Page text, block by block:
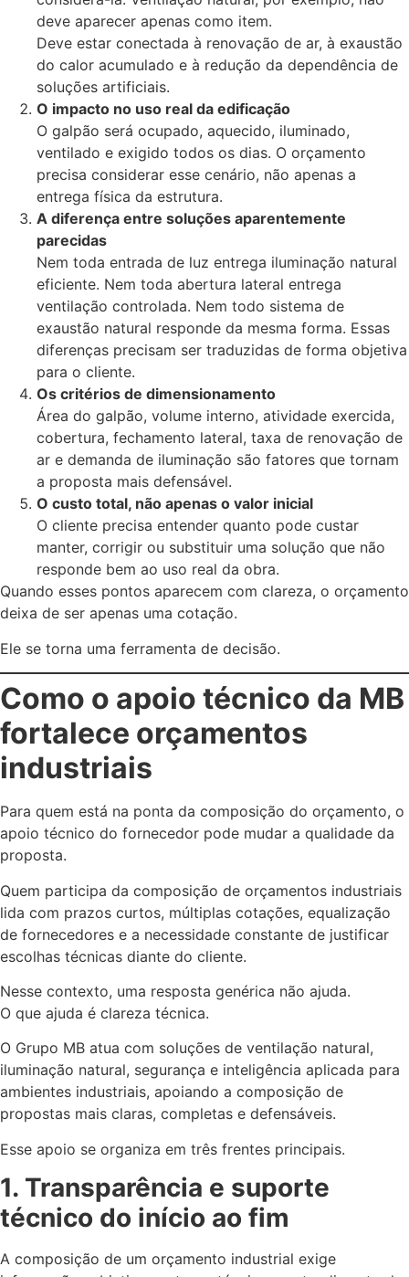
deve aparecer apenas como item.
Deve estar conectada à renovação de ar, à exaustão
do calor acumulado e à redução da dependência de
soluções artificiais.
O impacto no uso real da edificação
O galpão será ocupado, aquecido, iluminado,
ventilado e exigido todos os dias. O orçamento
precisa considerar esse cenário, não apenas a
entrega física da estrutura.
A diferença entre soluções aparentemente
parecidas
Nem toda entrada de luz entrega iluminação natural
eficiente. Nem toda abertura lateral entrega
ventilação controlada. Nem todo sistema de
exaustão natural responde da mesma forma. Essas
diferenças precisam ser traduzidas de forma objetiva
para o cliente.
Os critérios de dimensionamento
Área do galpão, volume interno, atividade exercida,
cobertura, fechamento lateral, taxa de renovação de
ar e demanda de iluminação são fatores que tornam
a proposta mais defensável.
O custo total, não apenas o valor inicial
O cliente precisa entender quanto pode custar
manter, corrigir ou substituir uma solução que não
responde bem ao uso real da obra.
Quando esses pontos aparecem com clareza, o orçamento
deixa de ser apenas uma cotação.
Ele se torna uma ferramenta de decisão.
Como o apoio técnico da MB
fortalece orçamentos
industriais
Para quem está na ponta da composição do orçamento, o
apoio técnico do fornecedor pode mudar a qualidade da
proposta.
Quem participa da composição de orçamentos industriais
lida com prazos curtos, múltiplas cotações, equalização
de fornecedores e a necessidade constante de justificar
escolhas técnicas diante do cliente.
Nesse contexto, uma resposta genérica não ajuda.
O que ajuda é clareza técnica.
O Grupo MB atua com soluções de ventilação natural,
iluminação natural, segurança e inteligência aplicada para
ambientes industriais, apoiando a composição de
propostas mais claras, completas e defensáveis.
Esse apoio se organiza em três frentes principais.
1. Transparência e suporte
técnico do início ao fim
A composição de um orçamento industrial exige